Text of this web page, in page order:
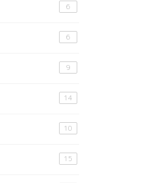
6
6
9
14
10
15